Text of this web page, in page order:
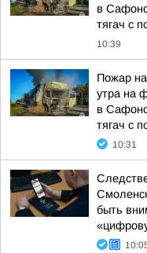
в
тягач с
10:39
Пожар
утра на
в
тягач с
10:31
быть